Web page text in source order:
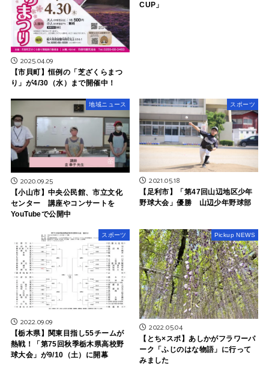
2025.04.09
【市貝町】恒例の「芝ざくらまつ
り」が4/30（水）まで開催中！
CUP」
地域ニュース
2020.09.25
【小山市】中央公民館、市立文化
センター 講座やコンサートを
YouTubeで公開中
スポーツ
2021.05.18
【足利市】「第47回山辺地区少年
野球大会」優勝 山辺少年野球部
スポーツ
2022.09.09
【栃木県】関東目指し55チームが
熱戦！「第75回秋季栃木県高校野
球大会」が9/10（土）に開幕
Pickup NEWS
2022.05.04
【とち×スポ】あしかがフラワーパ
ーク「ふじのはな物語」に行って
みました